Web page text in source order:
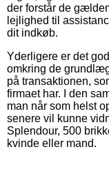
der forstår de
lejlighed til
dit indkøb.
Yderligere er det
omkring de
på transaktionen,
firmaet har. I den
man når som helst
senere vil kunne
Splendour, 500
kvinde eller mand.